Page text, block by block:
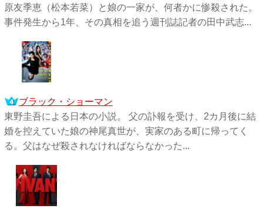
原友季恵（松本若菜）と娘の一家が、何者かに惨殺された。
事件発生から1年、その真相を追う週刊誌記者の田中武志...
ブラック・ショーマン
東野圭吾による日本の小説。 父の訃報を受け、2カ月後に結
婚を控えていた娘の神尾真世が、実家のある町に帰ってく
る。父はなぜ殺されなければならなかった...